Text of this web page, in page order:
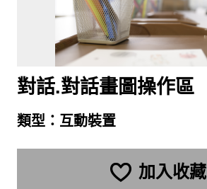
對話.對話畫圖操作區
類型： 互動裝置
加入收藏